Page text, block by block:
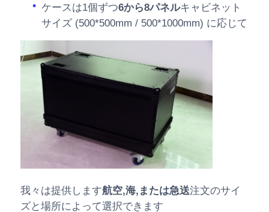
ケースは1個ずつ6から8パネルキャビネット
サイズ (500*500mm / 500*1000mm) に応じて
我々は提供します航空,海,または急送注文のサイ
ズと場所によって選択できます